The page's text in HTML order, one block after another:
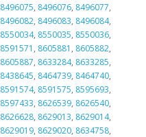
8496075, 8496076, 8496077,
8496082, 8496083, 8496084,
8550034, 8550035, 8550036,
8591571 , 8605881 , 8605882,
8605887, 8633284, 8633285,
8438645, 8464739, 8464740,
8591574, 8591575, 8595693,
8597433, 8626539, 8626540,
8626628, 8629013, 8629014,
8629019, 8629020, 8634758,